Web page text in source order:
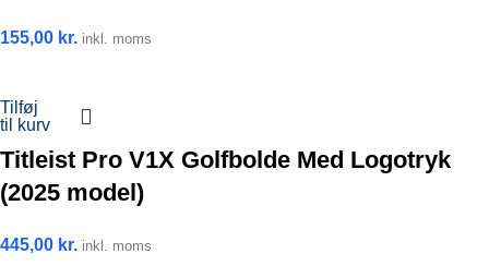
155,00 kr. inkl. moms
Tilføj
til kurv
Titleist Pro V1X Golfbolde Med Logotryk
(2025 model)
445,00 kr. inkl. moms